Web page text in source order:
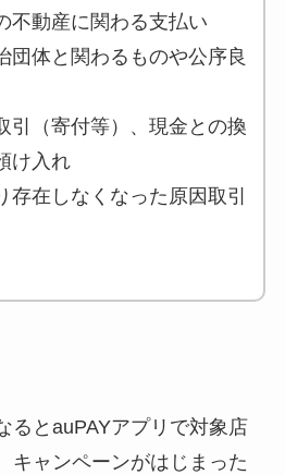
不動産に関わる支払い
団体と関わるものや公序良
引（寄付等）、現金との換
け入れ
存在しなくなった原因取引
るとauPAYアプリで対象店
キャンペーンがはじまった